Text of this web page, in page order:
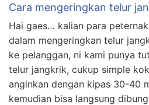
Cara mengeringkan telur
Hai gaes… kalian para
dalam mengeringkan telur
ke pelanggan, ni kami punya
telur jangkrik, cukup simple
anginkan dengan kipas 30-40
kemudian bisa langsung